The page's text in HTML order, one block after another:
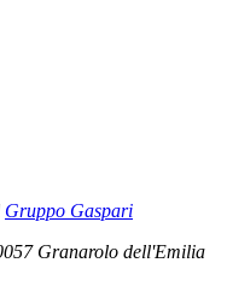
Gruppo Gaspari
Granarolo dell'Emilia